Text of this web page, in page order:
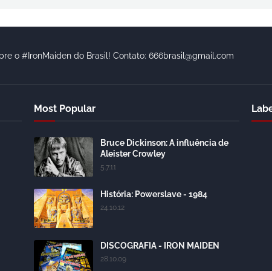
o #IronMaiden do Brasil! Contato: 666brasil@gmail.com
Most Popular
Bruce Dickinson: A influência de
Aleister Crowley
5.7.11
História: Powerslave - 1984
24.10.12
DISCOGRAFIA - IRON MAIDEN
28.10.09